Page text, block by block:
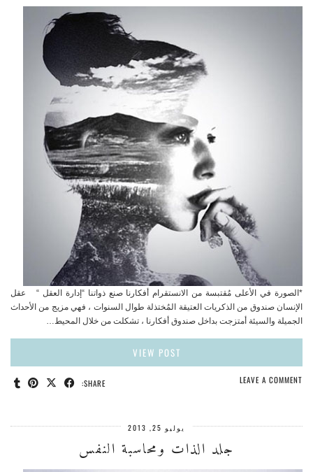
*الصورة في الأعلى مُقتبسة من الانستقرام أفكارنا صنع ذواتنا “إدارة العقل “ عقل
الإنسان صندوق من الذكريات العتيقة المُختذلة طوال السنوات ، فهي مزيج من الأحداث
الجميلة والسيئة أمتزجت بداخل صندوق أفكارنا ، تشكلت من خلال المحيط…
VIEW POST
SHARE: LEAVE A COMMENT
يوليو 25, 2013
جلد الذات ومحاسبة النفس